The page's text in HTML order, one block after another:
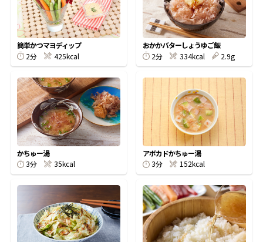
『踊り節』
鰹節屋の
だしパック
簡単かつマヨディップ
2分
425kcal
おかかバターしょうゆご飯
2分
334kcal 2.9g
かちゅー湯
3分
35kcal
アボカドかちゅー湯
3分
152kcal